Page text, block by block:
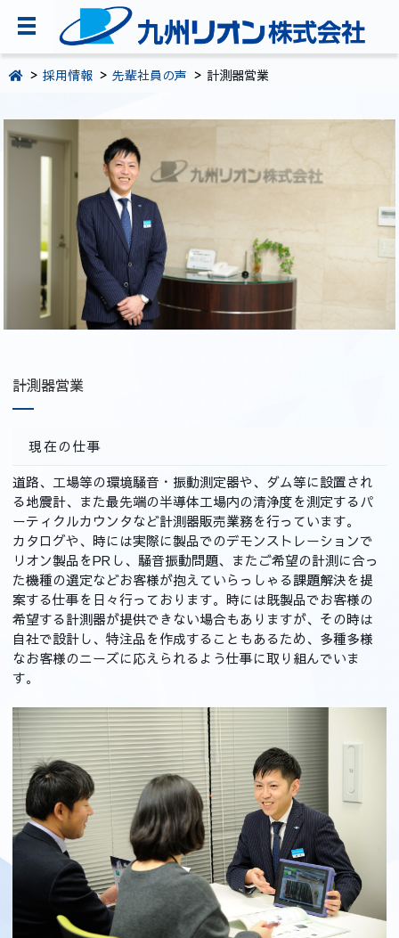
TOPページ
環境・CSR活動
製品・サービス情報
お問い合わせ
092-281-5361
採用情報 先輩社員の声 計測器営業
計測器営業
現在の仕事
道路、工場等の環境騒音・振動測定器や、ダム等に設置され
る地震計、また最先端の半導体工場内の清浄度を測定するパ
ーティクルカウンタなど計測器販売業務を行っています。
カタログや、時には実際に製品でのデモンストレーションで
リオン製品をPRし、騒音振動問題、またご希望の計測に合っ
た機種の選定などお客様が抱えていらっしゃる課題解決を提
案する仕事を日々行っております。時には既製品でお客様の
希望する計測器が提供できない場合もありますが、その時は
自社で設計し、特注品を作成することもあるため、多種多様
なお客様のニーズに応えられるよう仕事に取り組んでいま
す。